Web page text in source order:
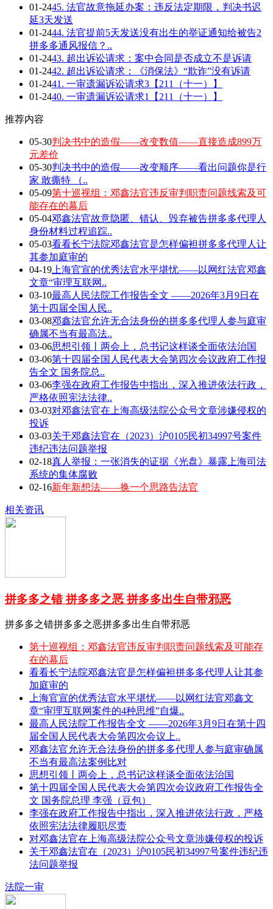
01-2445. 法官故意拖延办案：违反法定期限，判决书迟
延3天发送
01-2444. 法官提前5天发送没有出生的举证通知给被告2
拼多多通风报信？..
01-2443. 超出诉讼请求：案中合同是否成立不是诉请
01-2442. 超出诉讼请求：《消保法》“欺诈”没有诉请
01-2441. 一审遗漏诉讼请求3【211（十一）】
01-2440. 一审遗漏诉讼请求1【211（十一）】
推荐内容
05-30判决书中的造假——改变数值——直接造成899万
元差价
05-30判决书中的造假——改变顺序——看出问题你是行
家 敢撕特 （..
05-09第十巡视组：邓鑫法官违反审判职责问题线索及可
能存在的幕后
05-04邓鑫法官故意隐匿、错认、毁弃被告拼多多代理人
身份材料过程追踪..
05-03看看长宁法院邓鑫法官是怎样偏袒拼多多代理人让
其参加庭审的
04-19 上海官宣的优秀法官水平堪忧——以网红法官邓鑫
文章“审理互联网..
03-10最高人民法院工作报告全文 ——2026年3月9日在
第十四届全国人民..
03-08邓鑫法官允许无合法身份的拼多多代理人参与庭审
确属不当有最高法..
03-06思想引领丨两会上，总书记这样谈全面依法治国
03-06第十四届全国人民代表大会第四次会议政府工作报
告全文 国务院总..
03-06李强在政府工作报告中指出，深入推进依法行政，
严格依照宪法法律..
03-03对邓鑫法官在上海高级法院公众号文章涉嫌侵权的
投诉
03-03关于邓鑫法官在（2023）沪0105民初34997号案件
违纪违法问题举报
02-18真人举报：一张消失的证据《光盘》暴露上海司法
系统的集体腐败
02-16新年新想法——换一个思路告法官
相关资讯
拼多多之错 拼多多之恶 拼多多出生自带邪恶
拼多多之错拼多多之恶拼多多出生自带邪恶
第十巡视组：邓鑫法官违反审判职责问题线索及可能存
在的幕后
看看长宁法院邓鑫法官是怎样偏袒拼多多代理人让其参
加庭审的
上海官宣的优秀法官水平堪忧——以网红法官邓鑫文
章“审理互联网案件的4种思维”自爆..
最高人民法院工作报告全文 ——2026年3月9日在第十四
届全国人民代表大会第四次会议上..
邓鑫法官允许无合法身份的拼多多代理人参与庭审确属
不当有最高法案例比对
思想引领丨两会上，总书记这样谈全面依法治国
第十四届全国人民代表大会第四次会议政府工作报告全
文 国务院总理 李强（豆包）
李强在政府工作报告中指出，深入推进依法行政，严格
依照宪法法律履职尽责
对邓鑫法官在上海高级法院公众号文章涉嫌侵权的投诉
关于邓鑫法官在（2023）沪0105民初34997号案件违纪违
法问题举报
法院一审